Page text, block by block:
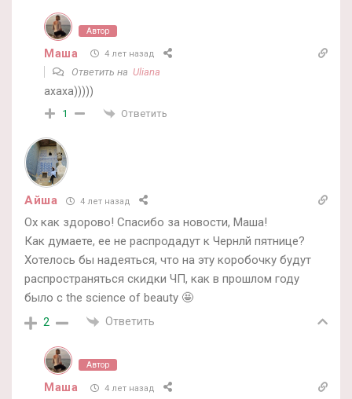
Автор
Маша 4 лет назад
Ответить на Uliana
ахаха)))))
1 Ответить
Айша 4 лет назад
Ох как здорово! Спасибо за новости, Маша!
Как думаете, ее не распродадут к Чернлй пятнице?
Хотелось бы надеяться, что на эту коробочку будут
распространяться скидки ЧП, как в прошлом году
было с the science of beauty 🤩
2 Ответить
Автор
Маша 4 лет назад